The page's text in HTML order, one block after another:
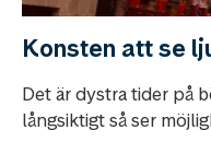
Konsten att se
Det är dystra tider på
långsiktigt så ser